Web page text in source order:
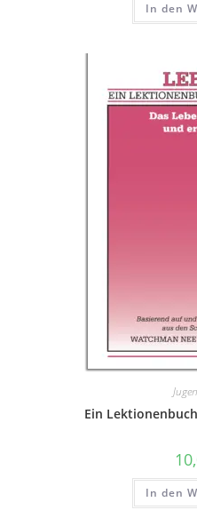
In den
Ein
In den